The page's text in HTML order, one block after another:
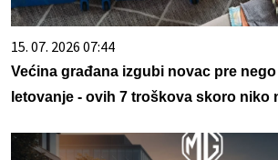
15. 07. 2026 07:44
Većina građana izgubi novac pre
letovanje - ovih 7 troškova skoro niko